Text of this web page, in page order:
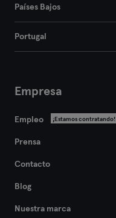
Países Bajos
Portugal
Empresa
Empleo ¡Estamos contratando!
Prensa
Contacto
Blog
Nuestra marca